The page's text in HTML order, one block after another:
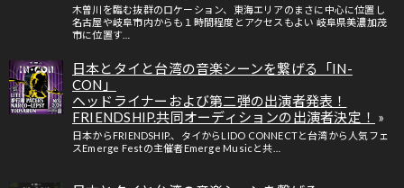
木曽川を臨む抜群のロケーション、東海エリアのまさに中心に位置し
名古屋や岐阜市内からも１時間程度とアクセスもよい 岐阜県美濃加茂
市に位置す…
日本とタイと台湾の音楽シーンを繋げる「IN-
CON」
ヘッドライナーおよび第二弾の出演者発表！
FRIENDSHIP.共同オーディションの出演者決定！
日本からFRIENDSHIP.、タイからLIDO CONNECTと台湾から人気フェ
スEmerge Festの主催者Emerge Musicと共…